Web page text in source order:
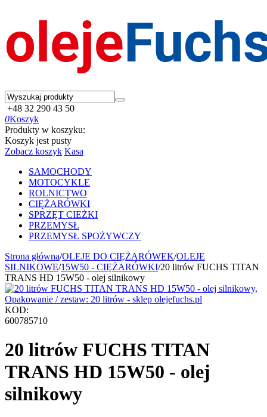
+48 32 290 43 50
0Koszyk
Produkty w koszyku:
Koszyk jest pusty
Zobacz koszyk Kasa
SAMOCHODY
MOTOCYKLE
ROLNICTWO
CIĘŻARÓWKI
SPRZĘT CIEŻKI
PRZEMYSŁ
PRZEMYSŁ SPOŻYWCZY
Strona główna/OLEJE DO CIĘŻARÓWEK/OLEJE
SILNIKOWE/15W50 - CIĘŻARÓWKI/20 litrów FUCHS TITAN
TRANS HD 15W50 - olej silnikowy
KOD:
600785710
20 litrów FUCHS TITAN
TRANS HD 15W50 - olej
silnikowy